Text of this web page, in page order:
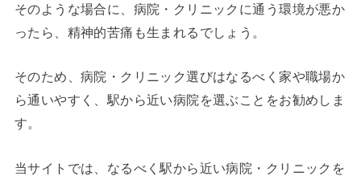
そのような場合に、病院・クリニックに通う環境が悪か
ったら、精神的苦痛も生まれるでしょう。
そのため、病院・クリニック選びはなるべく家や職場か
ら通いやすく、駅から近い病院を選ぶことをお勧めしま
す。
当サイトでは、なるべく駅から近い病院・クリニックを